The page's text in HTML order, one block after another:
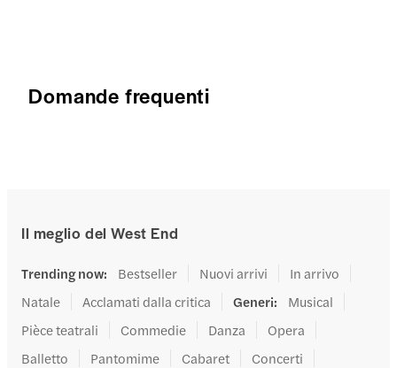
Domande frequenti
Il meglio del West End
Trending now: Bestseller Nuovi arrivi
In arrivo
Natale
Acclamati dalla critica Generi:
Musical
Pièce teatrali
Commedie Danza
Opera
Balletto
Pantomime Cabaret
Concerti